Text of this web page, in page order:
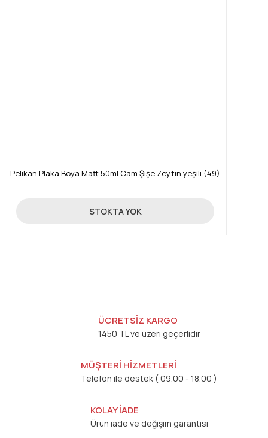
Pelikan Plaka Boya Matt 50ml Cam Şişe Zeytin yeşili (49)
25,34 TL
STOKTA YOK
ÜCRETSİZ KARGO
1450 TL ve üzeri geçerlidir
MÜŞTERİ HİZMETLERİ
Telefon ile destek ( 09.00 - 18.00 )
KOLAY İADE
Ürün iade ve değişim garantisi